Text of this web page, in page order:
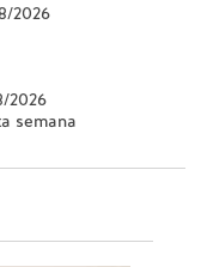
2026
2026
semana